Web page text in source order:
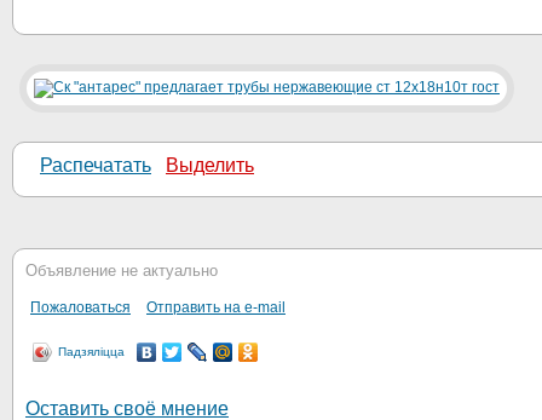
Распечатать Выделить
Объявление не актуально
Пожаловаться Отправить на e-mail
Падзяліцца
Оставить своё мнение